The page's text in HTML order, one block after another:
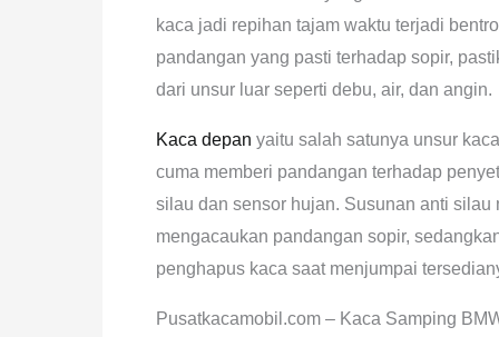
kaca jadi repihan tajam waktu terjadi
pandangan yang pasti terhadap sopir,
dari unsur luar seperti debu, air, dan angin.
Kaca depan yaitu salah satunya unsur
cuma memberi pandangan terhadap
silau dan sensor hujan. Susunan anti
mengacaukan pandangan sopir,
penghapus kaca saat menjumpai
Pusatkacamobil.com – Kaca Samping